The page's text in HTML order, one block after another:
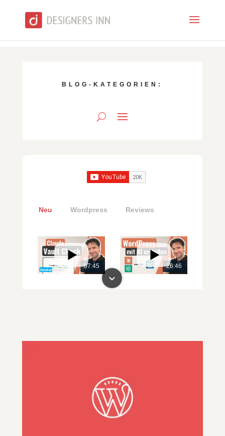
BLOG-KATEGORIEN:
Neu Wordpress Reviews
07:45 26:46